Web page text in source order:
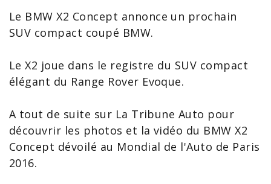
Le BMW X2 Concept annonce un prochain
SUV compact coupé BMW.
Le X2 joue dans le registre du SUV compact
élégant du Range Rover Evoque.
A tout de suite sur La Tribune Auto pour
découvrir les photos et la vidéo du BMW X2
Concept dévoilé au Mondial de l'Auto de Paris
2016.